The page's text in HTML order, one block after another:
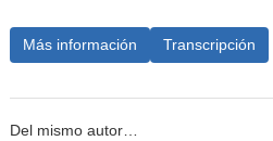
Más información Transcripción
Del mismo autor…